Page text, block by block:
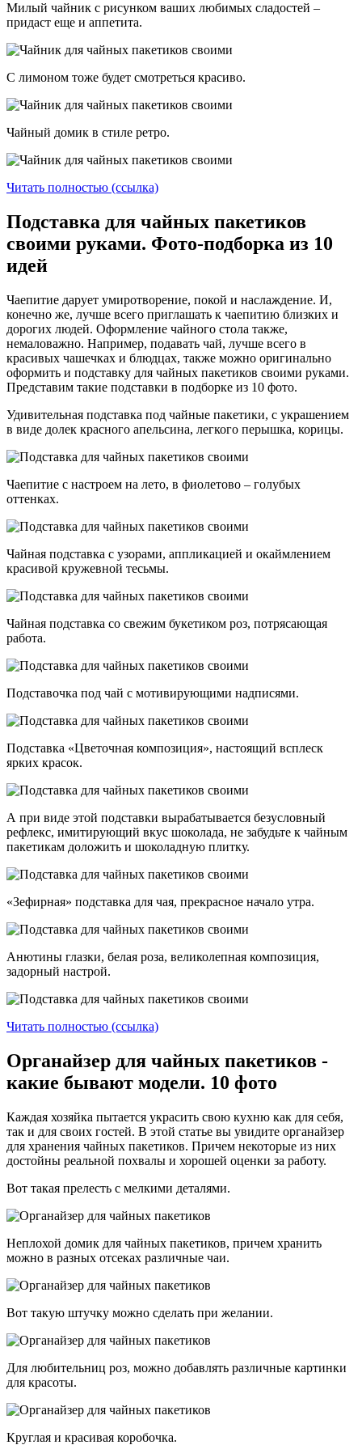
Милый чайник с рисунком ваших любимых сладостей –
придаст еще и аппетита.
С лимоном тоже будет смотреться красиво.
Чайный домик в стиле ретро.
Читать полностью (ссылка)
Подставка для чайных пакетиков
своими руками. Фото-подборка из 10
идей
Чаепитие дарует умиротворение, покой и наслаждение. И,
конечно же, лучше всего приглашать к чаепитию близких и
дорогих людей. Оформление чайного стола также,
немаловажно. Например, подавать чай, лучше всего в
красивых чашечках и блюдцах, также можно оригинально
оформить и подставку для чайных пакетиков своими руками.
Представим такие подставки в подборке из 10 фото.
Удивительная подставка под чайные пакетики, с украшением
в виде долек красного апельсина, легкого перышка, корицы.
Чаепитие с настроем на лето, в фиолетово – голубых
оттенках.
Чайная подставка с узорами, аппликацией и окаймлением
красивой кружевной тесьмы.
Чайная подставка со свежим букетиком роз, потрясающая
работа.
Подставочка под чай с мотивирующими надписями.
Подставка «Цветочная композиция», настоящий всплеск
ярких красок.
А при виде этой подставки вырабатывается безусловный
рефлекс, имитирующий вкус шоколада, не забудьте к чайным
пакетикам доложить и шоколадную плитку.
«Зефирная» подставка для чая, прекрасное начало утра.
Анютины глазки, белая роза, великолепная композиция,
задорный настрой.
Читать полностью (ссылка)
Органайзер для чайных пакетиков -
какие бывают модели. 10 фото
Каждая хозяйка пытается украсить свою кухню как для себя,
так и для своих гостей. В этой статье вы увидите органайзер
для хранения чайных пакетиков. Причем некоторые из них
достойны реальной похвалы и хорошей оценки за работу.
Вот такая прелесть с мелкими деталями.
Неплохой домик для чайных пакетиков, причем хранить
можно в разных отсеках различные чаи.
Вот такую штучку можно сделать при желании.
Для любительниц роз, можно добавлять различные картинки
для красоты.
Круглая и красивая коробочка.